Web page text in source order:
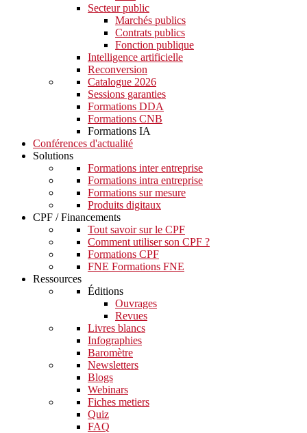
Secteur public
Marchés publics
Contrats publics
Fonction publique
Intelligence artificielle
Reconversion
Catalogue 2026
Sessions garanties
Formations DDA
Formations CNB
Formations IA
Conférences d'actualité
Solutions
Formations inter entreprise
Formations intra entreprise
Formations sur mesure
Produits digitaux
CPF / Financements
Tout savoir sur le CPF
Comment utiliser son CPF ?
Formations CPF
FNE Formations FNE
Ressources
Éditions
Ouvrages
Revues
Livres blancs
Infographies
Baromètre
Newsletters
Blogs
Webinars
Fiches metiers
Quiz
FAQ